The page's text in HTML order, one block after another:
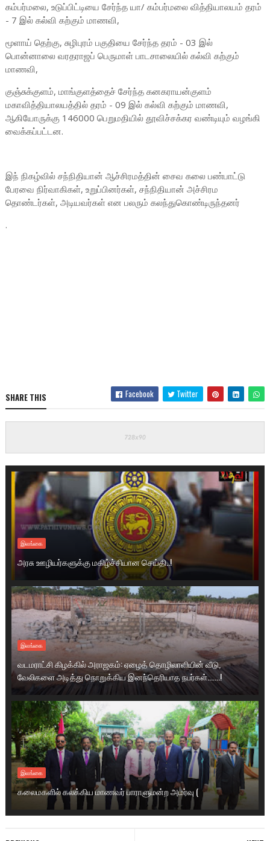
கம்பர்மலை, உடுப்பிட்டியை சேர்ந்த யா/ கம்பர்மலை வித்தியாலயம் தரம்
- 7 இல் கல்வி கற்கும் மாணவி,
மூளாய் தெற்கு, சுழிபுரம் பகுதியை சேர்ந்த தரம் - 03 இல்
பொன்னாலை வரதராஜப் பெருமாள் பாடசாலையில் கல்வி கற்கும்
மாணவி,
குஞ்சுக்குளம், மாங்குளத்தைச் சேர்ந்த கனகராயன்குளம்
மகாவித்தியாலயத்தில் தரம் - 09 இல் கல்வி கற்கும் மாணவி,
ஆகியோருக்கு 146000 பெறுமதியில் தூவிச்சக்கர வண்டியும் வழங்கி
வைக்கப்பட்டன.
இந் நிகழ்வில் சந்நிதியான் ஆச்சிரமத்தின் சைவ கலை பண்பாட்டு
பேரவை நிர்வாகிகள், உறுப்பினர்கள், சந்நிதியான் அச்சிரம
தொண்டர்கள், அடியவர்கள் என பலரும் கலந்துகொண்டிருந்தனர்
.
SHARE THIS Facebook Twitter
இலங்கை
அரசு ஊழியர்களுக்கு மகிழ்ச்சியான செய்தி..!
இலங்கை
வடமராட்சி கிழக்கில் அராஜகம்: ஏழைத் தொழிலாளியின் வீடு,
வேலிகளை அடித்து நொறுக்கிய இனந்தெரியாத நபர்கள்.......!
இலங்கை
கலைமகளில் கலக்கிய மாணவர் பாராளுமன்ற அமர்வு (